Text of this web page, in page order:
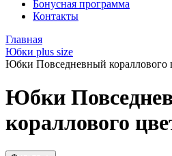
Бонусная программа
Контакты
Главная
Юбки plus size
Юбки Повседневный кораллового
Юбки
кораллового